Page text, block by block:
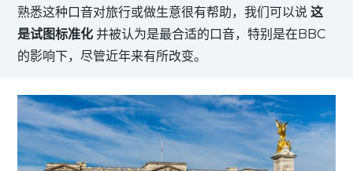
熟悉这种口音对旅行或做生意很有帮助，我们可以说 这
是试图标准化 并被认为是最合适的口音，特别是在BBC
的影响下，尽管近年来有所改变。